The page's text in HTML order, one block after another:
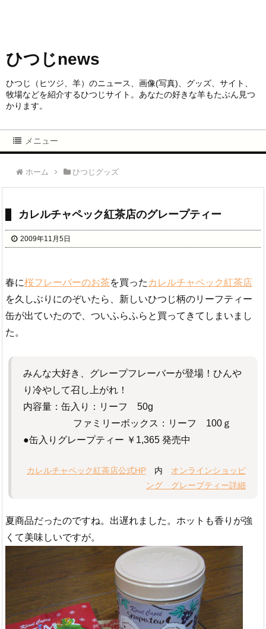
ひつじnews
ひつじ（ヒツジ、羊）のニュース、画像(写真)、グッズ、サイト、
牧場などを紹介するひつじサイト。あなたの好きな羊もたぶん見つ
かります。
メニュー
ホーム ひつじグッズ
カレルチャペック紅茶店のグレープティー
2009年11月5日
春に桜フレーバーのお茶を買った カレルチャペック紅茶店
を久しぶりにのぞいたら、新しいひつじ柄のリーフティー
缶が出ていたので、ついふらふらと買ってきてしまいまし
た。
みんな大好き、グレープフレーバーが登場！ひんや
り冷やして召し上がれ！
内容量：缶入り：リーフ 50g
ファミリーボックス：リーフ 100ｇ
●缶入りグレープティー ￥1,365 発売中
カレルチャペック紅茶店公式HP 内 オンラインショッピ
ング グレープティー詳細
夏商品だったのですね。出遅れました。ホットも香りが強
くて美味しいですが。